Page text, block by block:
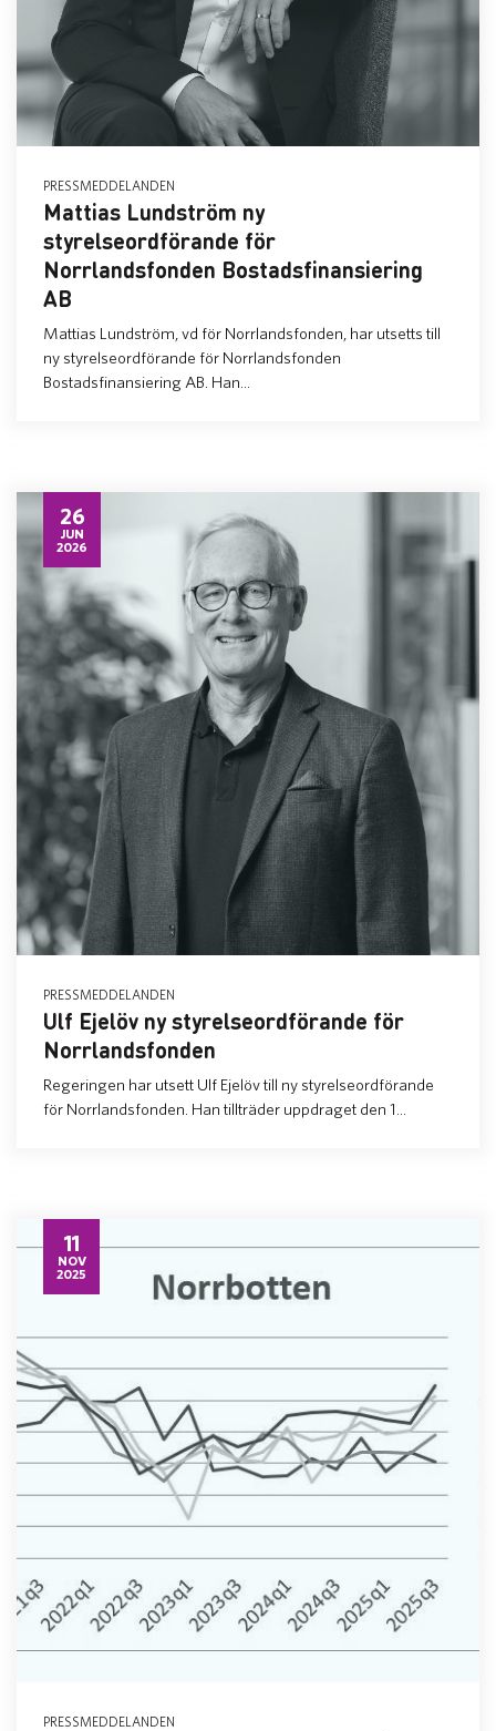
PRESSMEDDELANDEN
Mattias Lundström ny
styrelseordförande för
Norrlandsfonden Bostadsfinansiering
AB
Mattias Lundström, vd för Norrlandsfonden, har utsetts till
ny styrelseordförande för Norrlandsfonden
Bostadsfinansiering AB. Han...
26
JUN
2026
PRESSMEDDELANDEN
Ulf Ejelöv ny styrelseordförande för
Norrlandsfonden
Regeringen har utsett Ulf Ejelöv till ny styrelseordförande
för Norrlandsfonden. Han tillträder uppdraget den 1...
11
NOV
2025
PRESSMEDDELANDEN